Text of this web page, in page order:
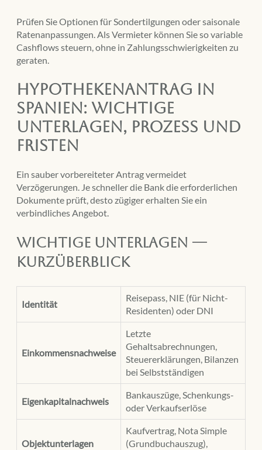
Prüfen Sie Optionen für Sondertilgungen oder saisonale
Ratenanpassungen. Als Vermieter können Sie so variable
Cashflows steuern, ohne in Zahlungsschwierigkeiten zu
geraten.
Hypothekenantrag in
Spanien: Wichtige
Unterlagen, Prozess und
Fristen
Ein sauber vorbereiteter Antrag vermeidet
Verzögerungen. Je schneller die Bank die erforderlichen
Dokumente prüft, desto zügiger erhalten Sie ein
verbindliches Angebot.
Wichtige Unterlagen —
Kurzüberblick
Identität
Reisepass, NIE (für Nicht-
Residenten) oder DNI
Einkommensnachweise
Letzte
Gehaltsabrechnungen,
Steuererklärungen, Bilanzen
bei Selbstständigen
Eigenkapitalnachweis
Bankauszüge, Schenkungs-
oder Verkaufserlöse
Objektunterlagen
Kaufvertrag, Nota Simple
(Grundbuchauszug),